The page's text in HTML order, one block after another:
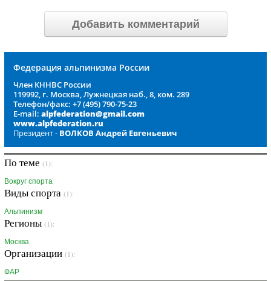
Добавить комментарий
Федерация альпинизма России
Член КННВС России
119992, г. Москва, Лужнецкая наб., 8, ком. 289
Телефон/факс: +7 (495) 790-75-23
E-mail: alpfederation@gmail.com
www.alpfederation.ru
Президент - ВОЛКОВ Андрей Евгеньевич
По теме (1):
Вокруг спорта
Виды спорта (1):
Альпинизм
Регионы (1):
Москва
Организации (1):
ФАР